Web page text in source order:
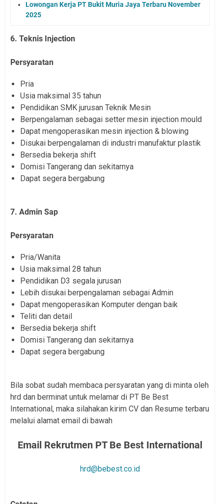
Lowongan Kerja PT Bukit Muria Jaya Terbaru November
2025
6. Teknis Injection
Persyaratan
Pria
Usia maksimal 35 tahun
Pendidikan SMK jurusan Teknik Mesin
Berpengalaman sebagai setter mesin injection mould
Dapat mengoperasikan mesin injection & blowing
Disukai berpengalaman di industri manufaktur plastik
Bersedia bekerja shift
Domisi Tangerang dan sekitarnya
Dapat segera bergabung
7. Admin Sap
Persyaratan
Pria/Wanita
Usia maksimal 28 tahun
Pendidikan D3 segala jurusan
Lebih disukai berpengalaman sebagai Admin
Dapat mengoperasikan Komputer dengan baik
Teliti dan detail
Bersedia bekerja shift
Domisi Tangerang dan sekitarnya
Dapat segera bergabung
Bila sobat sudah membaca persyaratan yang di minta oleh
hrd dan berminat untuk melamar di PT Be Best
International, maka silahakan kirim CV dan Resume terbaru
melalui alamat email di bawah
Email Rekrutmen PT Be Best International
hrd@bebest.co.id